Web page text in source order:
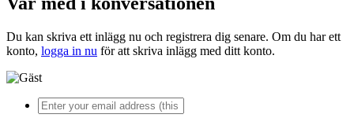
Du kan skriva ett inlägg nu och registrera dig senare. Om du har ett
konto, logga in nu för att skriva inlägg med ditt konto.